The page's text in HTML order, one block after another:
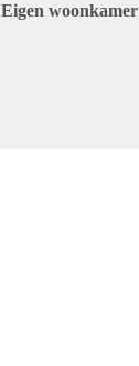
Eigen woonkamer